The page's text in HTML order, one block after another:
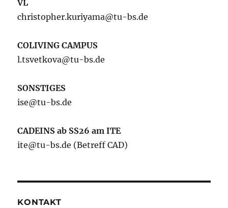
VL
christopher.kuriyama@tu-bs.de
COLIVING CAMPUS
l.tsvetkova@tu-bs.de
SONSTIGES
ise@tu-bs.de
CADEINS ab SS26 am ITE
ite@tu-bs.de (Betreff CAD)
KONTAKT